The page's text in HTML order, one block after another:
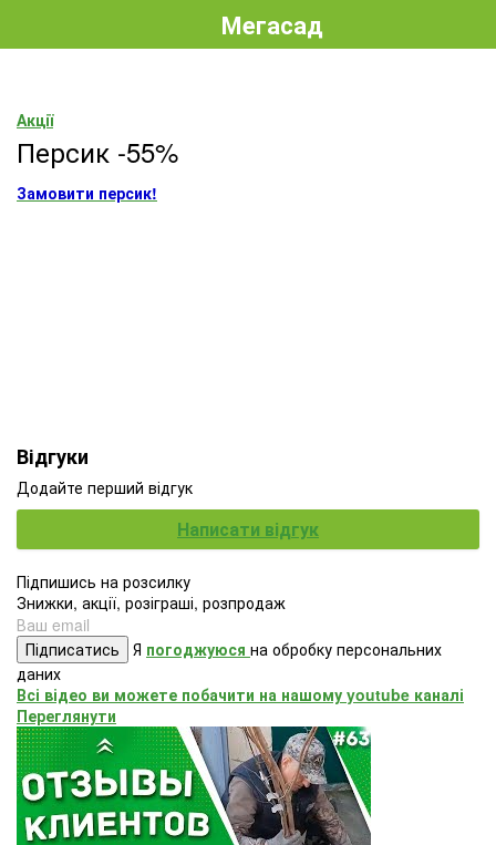
Мегасад
Акції
Персик -55%
Замовити персик!
Відгуки
Додайте перший відгук
Написати відгук
Підпишись на розсилку
Знижки, акції, розіграші, розпродаж
Підписатись Я погоджуюся на обробку персональних
даних
Всі відео ви можете побачити на нашому youtube каналі
Переглянути